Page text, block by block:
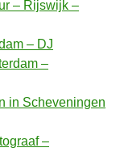
– Rijswijk –
– DJ
–
in Scheveningen
–